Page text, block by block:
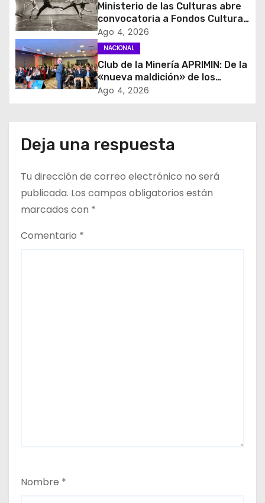
n
d
e
e
t
a
d
a
Ministerio de las Culturas abre
convocatoria a Fondos Cultura
2027 con foco en
transparencia, innovación y
acceso ciudadano
Ago 4, 2026
NACIONAL
Club de la Minería APRIMIN: De la
«nueva maldición» de los
recursos al rol clave de los
Ago 4, 2026
Deja una respuesta
Tu dirección de correo electrónico no será
publicada. Los campos obligatorios están
marcados con *
Comentario *
Nombre *